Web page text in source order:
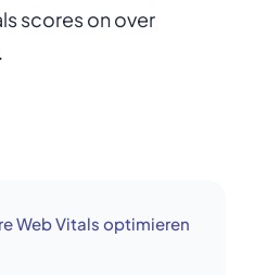
scores on over
Web Vitals optimieren